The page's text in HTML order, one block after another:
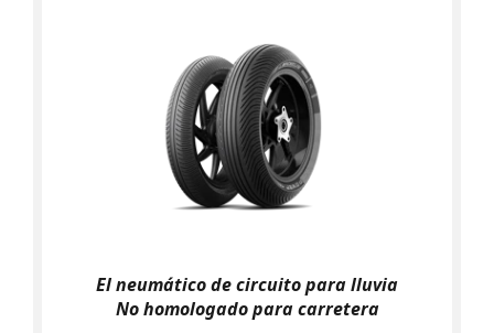
El neumático de circuito para lluvia
No homologado para carretera